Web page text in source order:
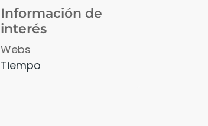
Información de
interés
Webs
Tiempo